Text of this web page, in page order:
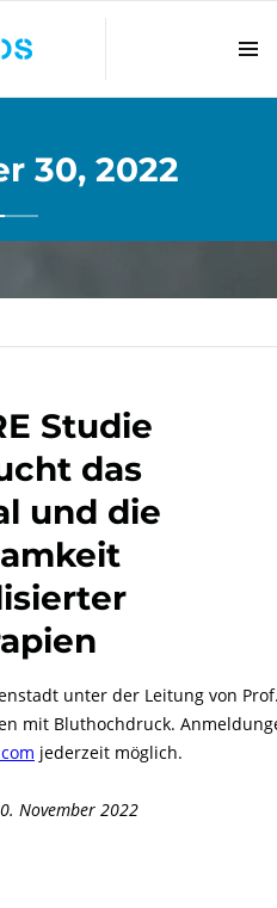
30, 2022
Studie
das
und die
unter der Leitung von
mit Bluthochdruck.
jederzeit möglich.
November 2022